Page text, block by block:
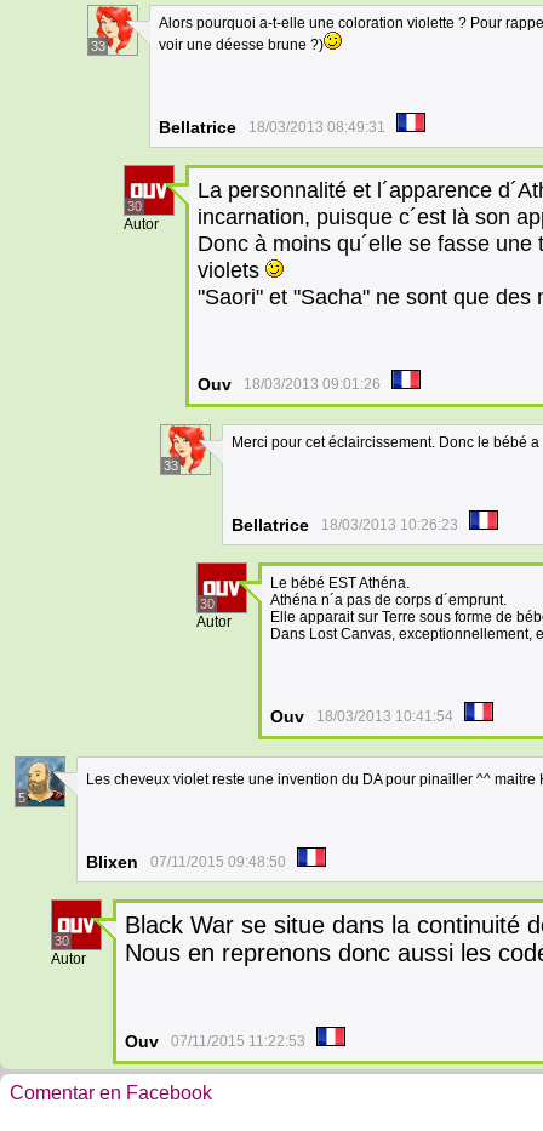
33
Alors pourquoi a-t-elle une coloration violette ? Pour
voir une déesse brune ?)
Bellatrice 18/03/2013 08:49:31
30
Autor
La personnalité et l´apparence
incarnation, puisque c´est là son
Donc à moins qu´elle se fasse
violets
"Saori" et "Sacha" ne sont que des
Ouv 18/03/2013 09:01:26
33
Merci pour cet éclaircissement. Donc le bébé
Bellatrice 18/03/2013 10:26:23
30
Autor
Le bébé EST Athéna.
Athéna n´a pas de corps d´emprunt.
Elle apparait sur Terre sous forme de
Dans Lost Canvas, exceptionnellement,
Ouv 18/03/2013 10:41:54
5
Les cheveux violet reste une invention du DA pour pinailler ^^
Blixen 07/11/2015 09:48:50
30
Autor
Black War se situe dans la continuité
Nous en reprenons donc aussi les
Ouv 07/11/2015 11:22:53
Comentar en Facebook